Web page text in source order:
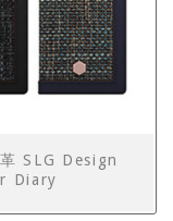
SLG Design
Diary